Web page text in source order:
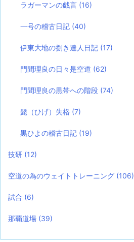
ラガーマンの戯言 (16)
一号の稽古日記 (40)
伊東大地の捌き達人日記 (17)
門間理良の日々是空道 (62)
門間理良の黒帯への階段 (74)
髭（ひげ）失格 (7)
黒ひよの稽古日記 (19)
技研 (12)
空道の為のウェイトトレーニング (106)
試合 (6)
那覇道場 (39)